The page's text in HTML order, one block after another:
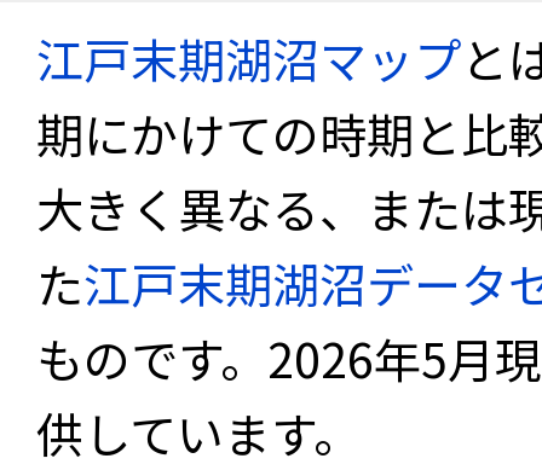
江戸末期湖沼マップと
期にかけての時期と比
大きく異なる、または
た江戸末期湖沼データ
ものです。2026年5月
供しています。